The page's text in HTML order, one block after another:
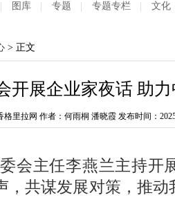
图库 专题 专题专栏 文化
> 正文
开展企业家夜话 助
格里拉网 作者：何雨桐 潘晓霞 发布时间：
会主任李燕兰主持开
，共谋发展对策，推